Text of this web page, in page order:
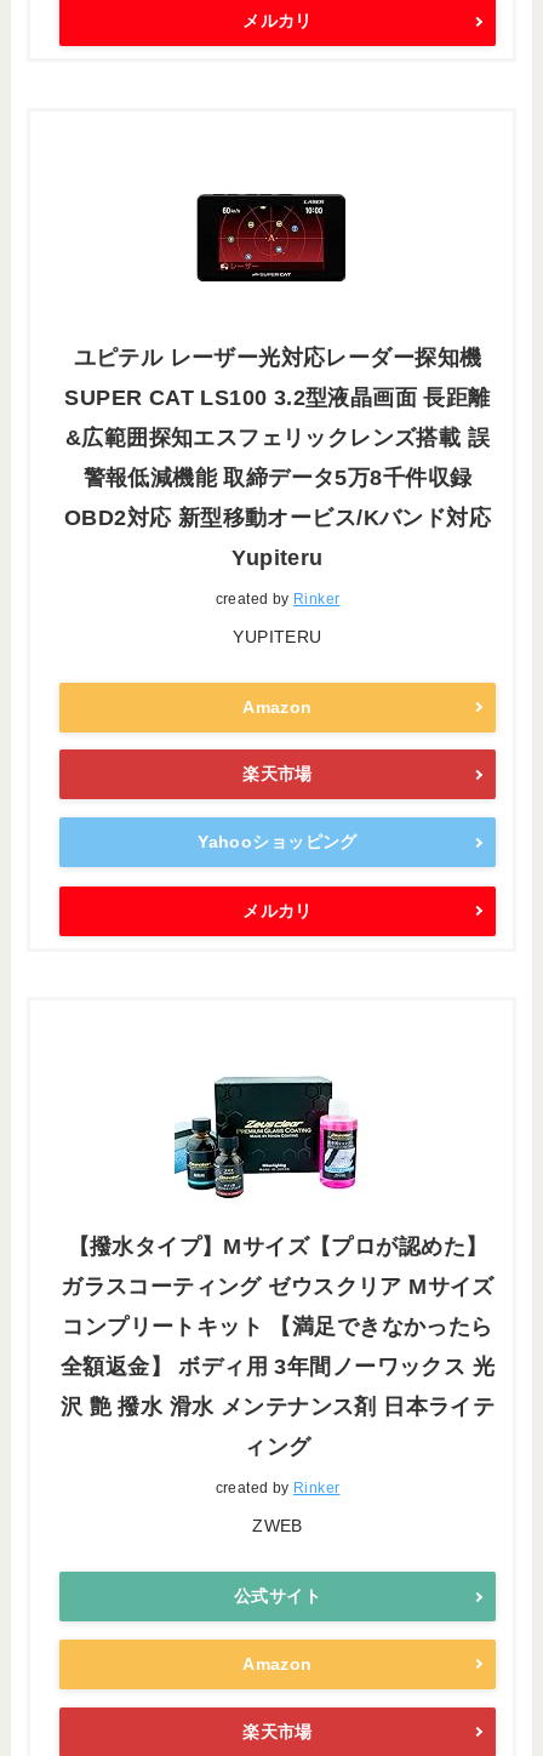
メルカリ
ユピテル レーザー光対応レーダー探知機
SUPER CAT LS100 3.2型液晶画面 長距離
&広範囲探知エスフェリックレンズ搭載 誤
警報低減機能 取締データ5万8千件収録
OBD2対応 新型移動オービス/Kバンド対応
Yupiteru
created by Rinker
YUPITERU
Amazon
楽天市場
Yahooショッピング
メルカリ
【撥水タイプ】Mサイズ【プロが認めた】
ガラスコーティング ゼウスクリア Mサイズ
コンプリートキット 【満足できなかったら
全額返金】 ボディ用 3年間ノーワックス 光
沢 艶 撥水 滑水 メンテナンス剤 日本ライテ
ィング
created by Rinker
ZWEB
公式サイト
Amazon
楽天市場